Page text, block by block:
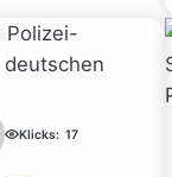
Klicks: 17